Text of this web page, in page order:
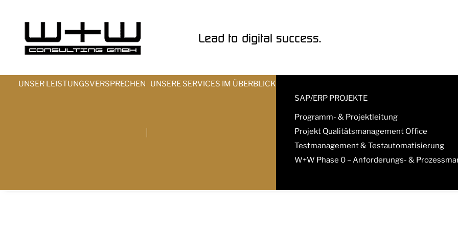
Lead to digital success.
UNSER LEISTUNGSVERSPRECHEN
UNSERE SERVICES IM ÜBERBLICK
SAP/ERP PROJEKTE
Programm- & Projektleitung
Projekt Qualitätsmanagement Office
Testmanagement & Testautomatisierung
W+W Phase 0 – Anforderungs- &